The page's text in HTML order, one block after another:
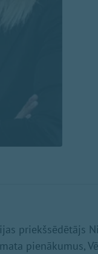
priekšsēdētājs
pienākumus,